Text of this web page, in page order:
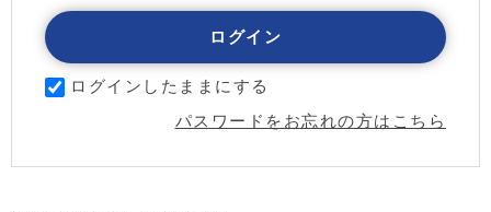
ログインしたままにする
パスワードをお忘れの方はこちら